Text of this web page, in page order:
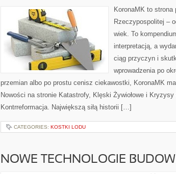
KoronaMK to strona
Rzeczypospolitej –
wiek. To
interpretacją, a
ciąg przyczyn i
wprowadzenia po
przemian albo po prostu cenisz ciekawostki, KoronaMK
Nowości na stronie Katastrofy, Klęski Żywiołowe i
Kontrreformacja. Największą siłą historii […]
CATEGORIES: KOSTKI LODU
NOWE TECHNOLOGIE